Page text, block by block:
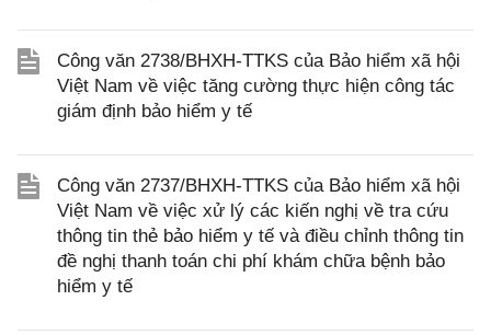
Công văn 2738/BHXH-TTKS của Bảo hiểm xã hội
Việt Nam về việc tăng cường thực hiện công tác
giám định bảo hiểm y tế
Công văn 2737/BHXH-TTKS của Bảo hiểm xã hội
Việt Nam về việc xử lý các kiến nghị về tra cứu
thông tin thẻ bảo hiểm y tế và điều chỉnh thông tin
đề nghị thanh toán chi phí khám chữa bệnh bảo
hiểm y tế